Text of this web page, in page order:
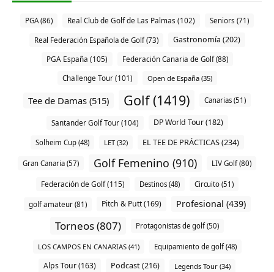
PGA (86) Real Club de Golf de Las Palmas (102) Seniors (71)
Real Federación Española de Golf (73) Gastronomía (202)
PGA España (105) Federación Canaria de Golf (88)
Challenge Tour (101) Open de España (35)
Tee de Damas (515) Golf (1419) Canarias (51)
Santander Golf Tour (104) DP World Tour (182)
Solheim Cup (48) LET (32) EL TEE DE PRÁCTICAS (234)
Gran Canaria (57) Golf Femenino (910) LIV Golf (80)
Federación de Golf (115) Destinos (48) Circuito (51)
golf amateur (81) Pitch & Putt (169) Profesional (439)
Torneos (807) Protagonistas de golf (50)
LOS CAMPOS EN CANARIAS (41) Equipamiento de golf (48)
Alps Tour (163) Podcast (216) Legends Tour (34)